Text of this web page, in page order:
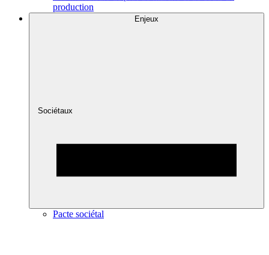
production
Enjeux
Sociétaux
Pacte sociétal